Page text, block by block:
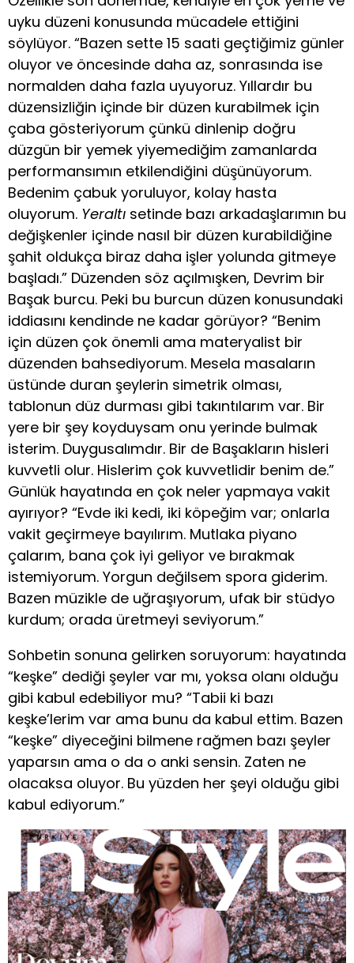
uyku düzeni konusunda mücadele ettiğini
söylüyor. “Bazen sette 15 saati geçtiğimiz günler
oluyor ve öncesinde daha az, sonrasında ise
normalden daha fazla uyuyoruz. Yıllardır bu
düzensizliğin içinde bir düzen kurabilmek için
çaba gösteriyorum çünkü dinlenip doğru
düzgün bir yemek yiyemediğim zamanlarda
performansımın etkilendiğini düşünüyorum.
Bedenim çabuk yoruluyor, kolay hasta
oluyorum. Yeraltı setinde bazı arkadaşlarımın bu
değişkenler içinde nasıl bir düzen kurabildiğine
şahit oldukça biraz daha işler yolunda gitmeye
başladı.” Düzenden söz açılmışken, Devrim bir
Başak burcu. Peki bu burcun düzen konusundaki
iddiasını kendinde ne kadar görüyor? “Benim
için düzen çok önemli ama materyalist bir
düzenden bahsediyorum. Mesela masaların
üstünde duran şeylerin simetrik olması,
tablonun düz durması gibi takıntılarım var. Bir
yere bir şey koyduysam onu yerinde bulmak
isterim. Duygusalımdır. Bir de Başakların hisleri
kuvvetli olur. Hislerim çok kuvvetlidir benim de.”
Günlük hayatında en çok neler yapmaya vakit
ayırıyor? “Evde iki kedi, iki köpeğim var; onlarla
vakit geçirmeye bayılırım. Mutlaka piyano
çalarım, bana çok iyi geliyor ve bırakmak
istemiyorum. Yorgun değilsem spora giderim.
Bazen müzikle de uğraşıyorum, ufak bir stüdyo
kurdum; orada üretmeyi seviyorum.”
Sohbetin sonuna gelirken soruyorum: hayatında
“keşke” dediği şeyler var mı, yoksa olanı olduğu
gibi kabul edebiliyor mu? “Tabii ki bazı
keşke’lerim var ama bunu da kabul ettim. Bazen
“keşke” diyeceğini bilmene rağmen bazı şeyler
yaparsın ama o da o anki sensin. Zaten ne
olacaksa oluyor. Bu yüzden her şeyi olduğu gibi
kabul ediyorum.”